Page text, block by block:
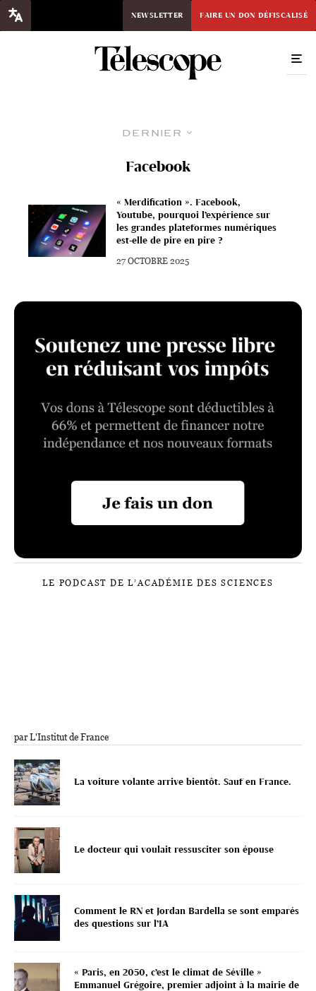
NEWSLETTER FAIRE UN DON DÉFISCALISÉ
Dernier
Facebook
« Merdification ». Facebook,
Youtube, pourquoi l’expérience sur
les grandes plateformes numériques
est-elle de pire en pire ?
27 OCTOBRE 2025
LE PODCAST DE L’ACADÉMIE DES SCIENCES
par L'Institut de France
La voiture volante arrive bientôt. Sauf en France.
Le docteur qui voulait ressusciter son épouse
Comment le RN et Jordan Bardella se sont emparés
des questions sur l’IA
« Paris, en 2050, c’est le climat de Séville »
Emmanuel Grégoire, premier adjoint à la mairie de